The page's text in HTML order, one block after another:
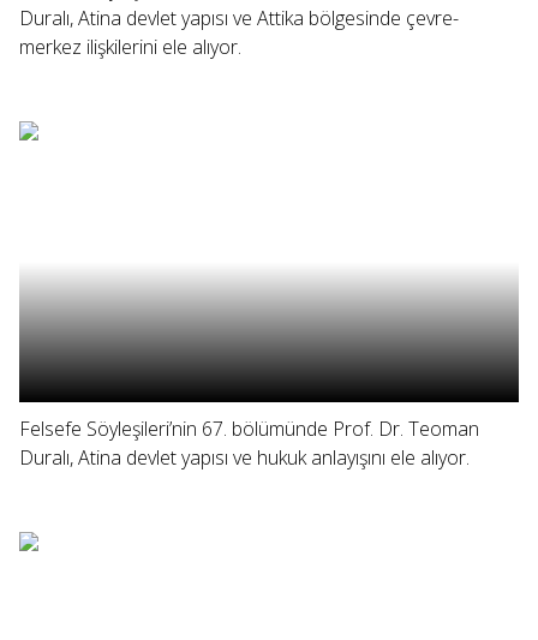
Duralı, Atina devlet yapısı ve Attika bölgesinde çevre-
merkez ilişkilerini ele alıyor.
Felsefe Söyleşileri’nin 67. bölümünde Prof. Dr. Teoman
Duralı, Atina devlet yapısı ve hukuk anlayışını ele alıyor.